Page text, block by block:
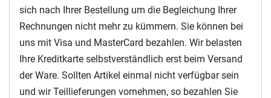
sich nach Ihrer Bestellung um die Begleichung Ihrer
Rechnungen nicht mehr zu kümmern. Sie können bei
uns mit Visa und MasterCard bezahlen. Wir belasten
Ihre Kreditkarte selbstverständlich erst beim Versand
der Ware. Sollten Artikel einmal nicht verfügbar sein
und wir Teillieferungen vornehmen, so bezahlen Sie